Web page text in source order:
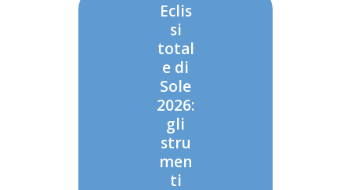
Eclis
si
total
e di
Sole
2026:
gli
stru
men
ti